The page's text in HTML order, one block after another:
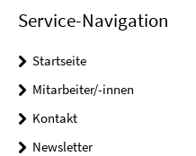
Service-Navigation
Startseite
Mitarbeiter/-innen
Kontakt
Newsletter